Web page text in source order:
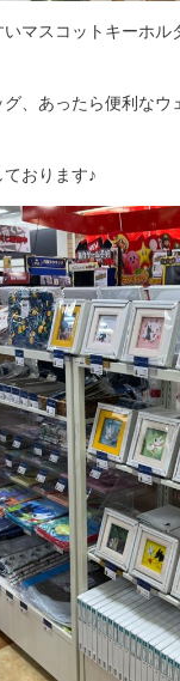
マスコットキーホ
、あったら便利な
おります♪